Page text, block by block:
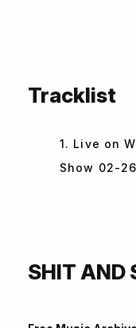
Tracklist
1. Live on
Show 02-
SHIT AND